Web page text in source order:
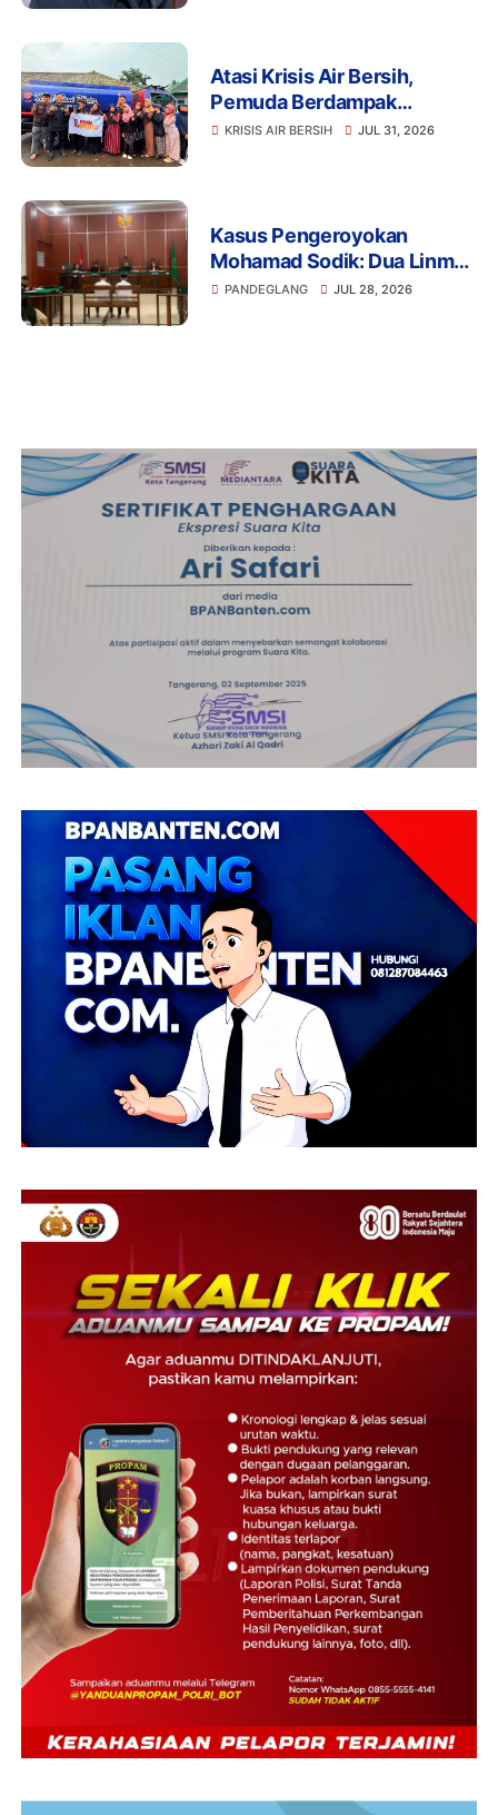
Atasi Krisis Air Bersih,
Pemuda Berdampak
Kerahkan 4 Tangki Air untuk
KRISIS AIR BERSIH JUL 31, 2026
Kasus Pengeroyokan
Mohamad Sodik: Dua Linmas
Pandeglang Diganjar 5 Bulan
PANDEGLANG JUL 28, 2026